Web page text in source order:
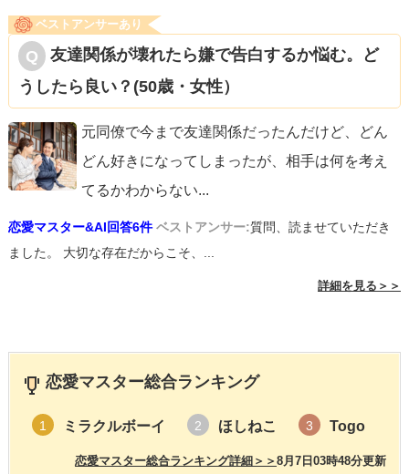
ベストアンサーあり
友達関係が壊れたら嫌で告白するか悩む。ど
うしたら良い？(50歳・女性）
元同僚で今まで友達関係だったんだけど、どん
どん好きになってしまったが、相手は何を考え
てるかわからない...
恋愛マスター&AI回答6件 ベストアンサー:質問、読ませていただき
ました。 大切な存在だからこそ、...
詳細を見る＞＞
恋愛マスター総合ランキング
1 ミラクルボーイ 2 ほしねこ 3 Togo
8月7日03時48分更新
恋愛マスター総合ランキング詳細＞＞